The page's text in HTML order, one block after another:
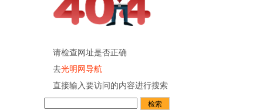
请检查网址是否正确
去光明网导航
直接输入要访问的内容进行搜索